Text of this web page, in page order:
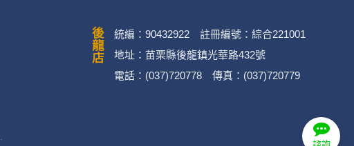
後龍店
統編：90432922 註冊編號：綜合221001
地址：苗栗縣後龍鎮光華路432號
電話：(037)720778 傳真：(037)720779